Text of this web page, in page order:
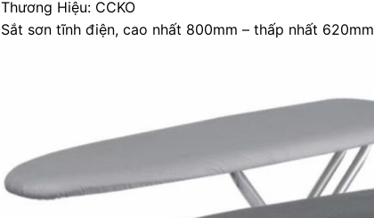
Thương Hiệu: CCKO
Sắt sơn tĩnh điện, cao nhất 800mm – thấp nhất 620mm